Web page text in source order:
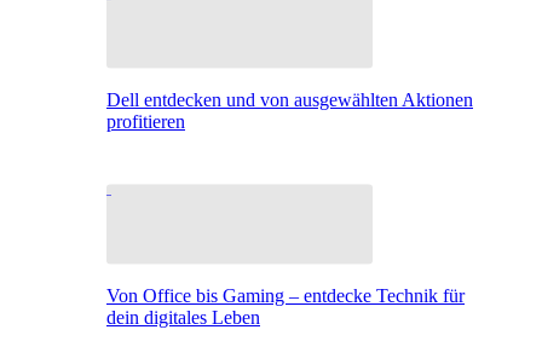
Dell entdecken und von ausgewählten Aktionen
profitieren
Von Office bis Gaming – entdecke Technik für
dein digitales Leben